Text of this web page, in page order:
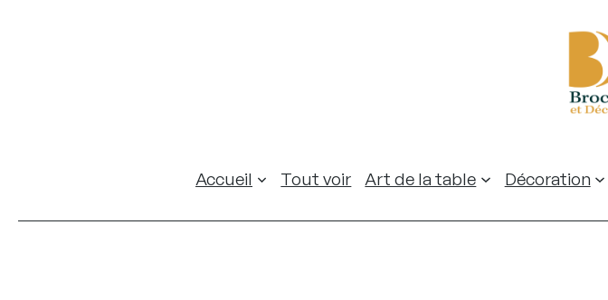
Accueil Tout voir Art de la table Décoration